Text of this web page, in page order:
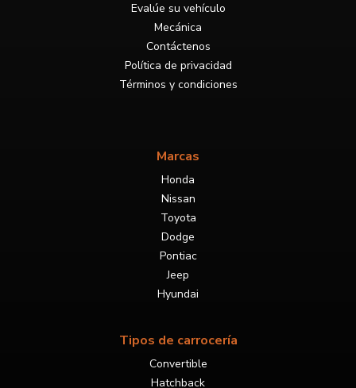
Evalúe su vehículo
Mecánica
Contáctenos
Política de privacidad
Términos y condiciones
Marcas
Honda
Nissan
Toyota
Dodge
Pontiac
Jeep
Hyundai
Tipos de carrocería
Convertible
Hatchback